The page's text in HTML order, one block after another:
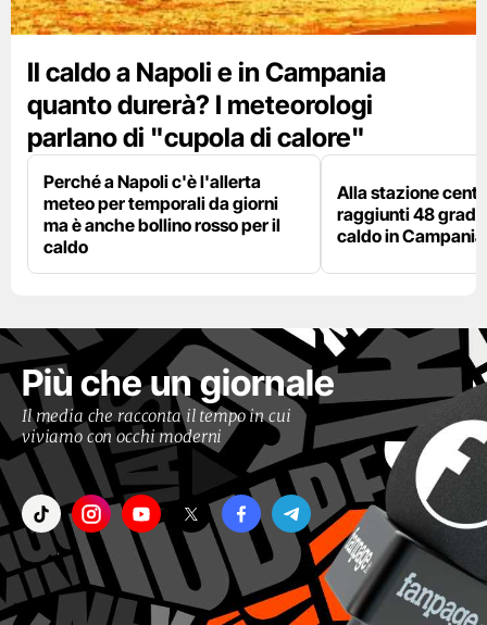
Il caldo a Napoli e in Campania
quanto durerà? I meteorologi
parlano di "cupola di calore"
Perché a Napoli c'è l'allerta
meteo per temporali da giorni
ma è anche bollino rosso per il
caldo
Alla stazione
raggiunti 48
caldo in Campania
Più che un giornale
Il media che racconta il tempo in cui
viviamo con occhi moderni